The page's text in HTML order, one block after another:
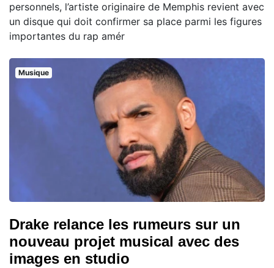
personnels, l’artiste originaire de Memphis revient avec
un disque qui doit confirmer sa place parmi les figures
importantes du rap amér
Musique
Drake relance les rumeurs sur un
nouveau projet musical avec des
images en studio